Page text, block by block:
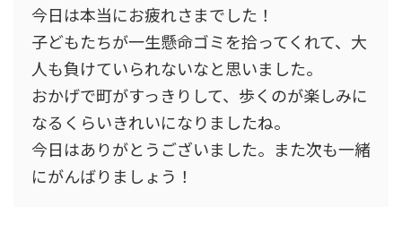
今日は本当にお疲れさまでした！
子どもたちが一生懸命ゴミを拾ってくれて、大
人も負けていられないなと思いました。
おかげで町がすっきりして、歩くのが楽しみに
なるくらいきれいになりましたね。
今日はありがとうございました。また次も一緒
にがんばりましょう！